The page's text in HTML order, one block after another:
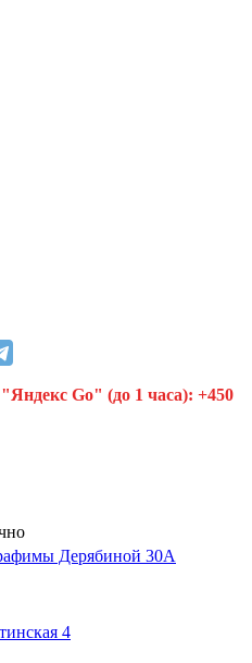
Go" (до 1 часа): +450
Дерябиной 30А
4